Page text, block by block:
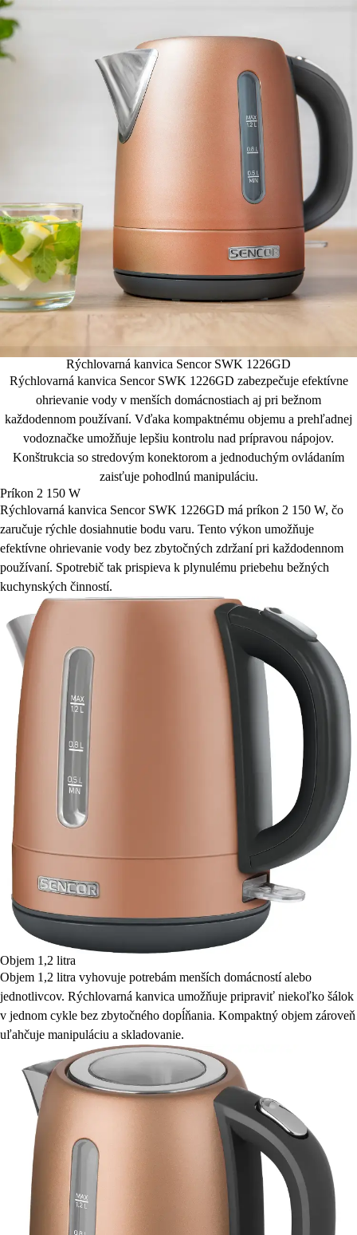
Rýchlovarná kanvica Sencor SWK 1226GD
Rýchlovarná kanvica Sencor SWK 1226GD zabezpečuje efektívne
ohrievanie vody v menších domácnostiach aj pri bežnom
každodennom používaní. Vďaka kompaktnému objemu a prehľadnej
vodoznačke umožňuje lepšiu kontrolu nad prípravou nápojov.
Konštrukcia so stredovým konektorom a jednoduchým ovládaním
zaisťuje pohodlnú manipuláciu.
Príkon 2 150 W
Rýchlovarná kanvica Sencor SWK 1226GD má príkon 2 150 W, čo
zaručuje rýchle dosiahnutie bodu varu. Tento výkon umožňuje
efektívne ohrievanie vody bez zbytočných zdržaní pri každodennom
používaní. Spotrebič tak prispieva k plynulému priebehu bežných
kuchynských činností.
Objem 1,2 litra
Objem 1,2 litra vyhovuje potrebám menších domácností alebo
jednotlivcov. Rýchlovarná kanvica umožňuje pripraviť niekoľko šálok
v jednom cykle bez zbytočného dopĺňania. Kompaktný objem zároveň
uľahčuje manipuláciu a skladovanie.